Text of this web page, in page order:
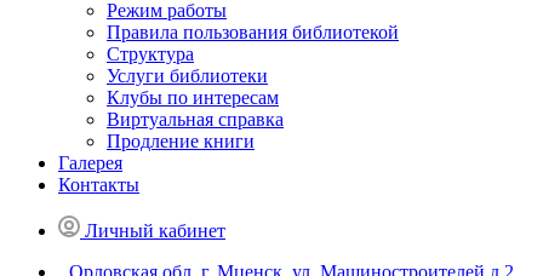
Режим работы
Правила пользования библиотекой
Структура
Услуги библиотеки
Клубы по интересам
Виртуальная справка
Продление книги
Галерея
Контакты
Личный кабинет
Орловская обл, г. Мценск, ул. Машиностроителей д.2